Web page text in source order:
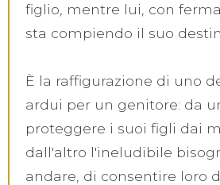
figlio, mentre lui, con
sta compiendo il suo
È la raffigurazione di uno
ardui per un genitore: da
proteggere i suoi figli dai
dall'altro l'ineludibile
andare, di consentire loro